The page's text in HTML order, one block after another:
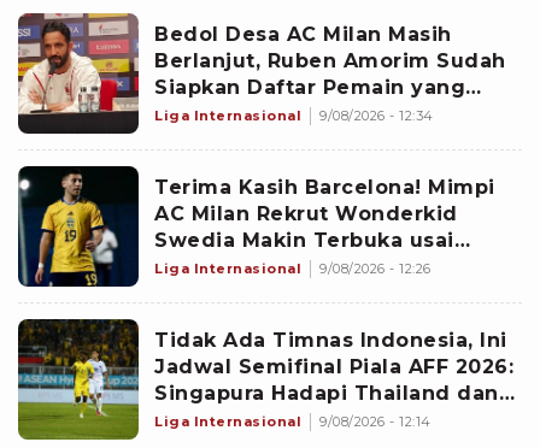
Bedol Desa AC Milan Masih
Berlanjut, Ruben Amorim Sudah
Siapkan Daftar Pemain yang
Bakal Dilepas Musim Panas Ini
Liga Internasional 9/08/2026 - 12:34
Terima Kasih Barcelona! Mimpi
AC Milan Rekrut Wonderkid
Swedia Makin Terbuka usai
Blaugrana Kasih Lampu Hijau
Liga Internasional 9/08/2026 - 12:26
Tidak Ada Timnas Indonesia, Ini
Jadwal Semifinal Piala AFF 2026:
Singapura Hadapi Thailand dan
Malaysia Jumpa Vietnam
Liga Internasional 9/08/2026 - 12:14